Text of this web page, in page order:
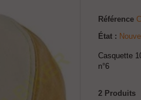
Référence
État :
Casquette
n°6
2 Produits